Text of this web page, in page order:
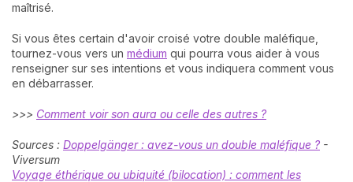
maîtrisé.
Si vous êtes certain d'avoir croisé votre double maléfique,
tournez-vous vers un médium qui pourra vous aider à vous
renseigner sur ses intentions et vous indiquera comment vous
en débarrasser.
>>> Comment voir son aura ou celle des autres ?
Sources : Doppelgänger : avez-vous un double maléfique ? -
Viversum
Voyage éthérique ou ubiquité (bilocation) : comment les